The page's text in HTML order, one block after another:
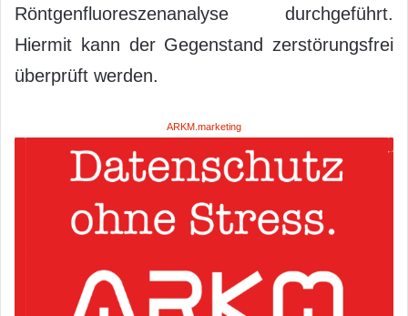
Röntgenfluoreszenanalyse durchgeführt.
Hiermit kann der Gegenstand zerstörungsfrei
überprüft werden.
ARKM.marketing